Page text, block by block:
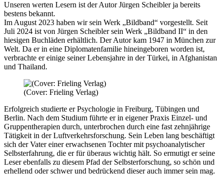
Unseren werten Lesern ist der Autor Jürgen Scheibler ja bereits
bestens bekannt.
Im August 2023 haben wir sein Werk „Bildband“ vorgestellt. Seit
Juli 2024 ist von Jürgen Scheibler sein Werk „Bildband II“ in den
hiesigen Buchläden erhältlich. Der Autor kam 1947 in München zur
Welt. Da er in eine Diplomatenfamilie hineingeboren worden ist,
verbrachte er einige seiner Lebensjahre in der Türkei, in Afghanistan
und Thailand.
(Cover: Frieling Verlag)
Erfolgreich studierte er Psychologie in Freiburg, Tübingen und
Berlin. Nach dem Studium führte er in eigener Praxis Einzel- und
Gruppentherapien durch, unterbrochen durch eine fast zehnjährige
Tätigkeit in der Luftverkehrsforschung. Sein Leben lang beschäftigt
sich der Vater einer erwachsenen Tochter mit psychoanalytischer
Selbsterfahrung, die er für überaus wichtig hält. So ermutigt er seine
Leser ebenfalls zu diesem Pfad der Selbsterforschung, so schön und
erhellend oder schwer und bedrückend dieser auch immer sein mag.